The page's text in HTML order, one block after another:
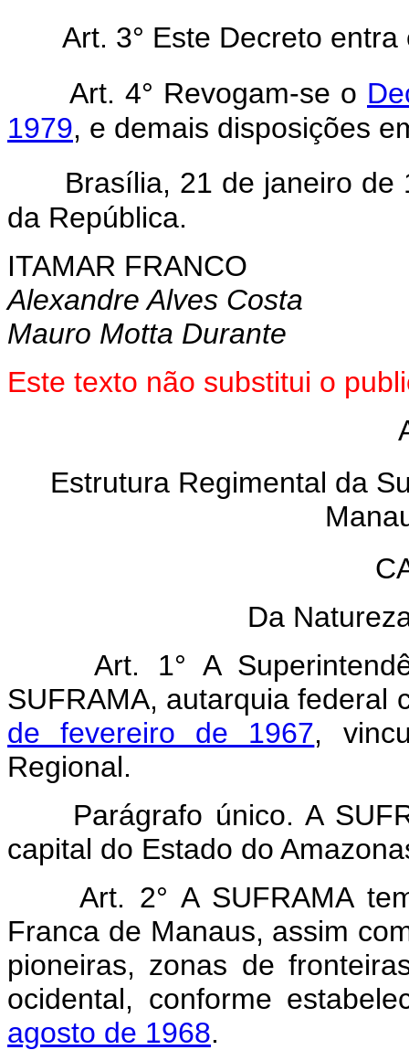
Art. 3° Este Decreto
Art. 4° Revogam-se o
1979, e demais disposições
Brasília, 21 de janeiro de
da República.
ITAMAR FRANCO
Alexandre Alves Costa
Mauro Motta Durante
Este texto não substitui o
Estrutura Regimental da
Da
Art. 1° A
SUFRAMA, autarquia federal
de fevereiro de 1967,
Regional.
Parágrafo único. A
capital do Estado do
Art. 2° A SUFRAMA
Franca de Manaus, assim
pioneiras, zonas de
ocidental, conforme
agosto de 1968.